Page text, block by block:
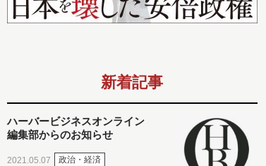
新着記事
ハーバービジネスオンライン
編集部からのお知らせ
2021.05.07 政治・経済